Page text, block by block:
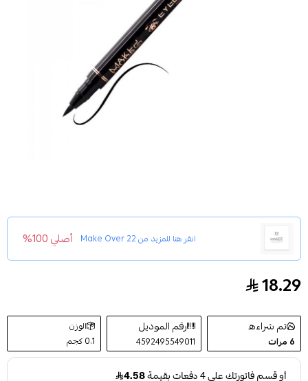
انقر هنا للمزيد منMake Over 22 أصلي 100%
قلم مزدوج لتحديد الحاجب والعين من ميك اوفر22 - EY001
18.29
تم شراءه
6 مرات
رقم الموديل
4592495549011
الوزن
0.1 كجم